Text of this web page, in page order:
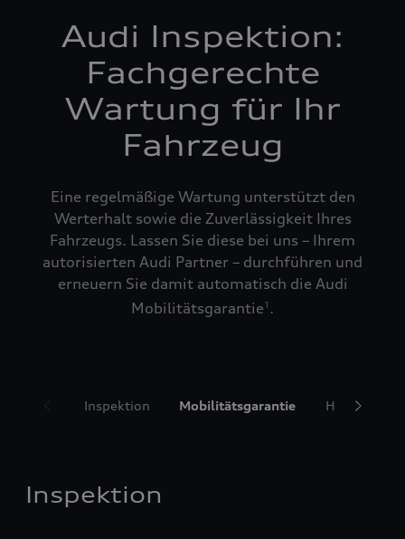
Audi Inspektion:
Fachgerechte
Wartung für Ihr
Fahrzeug
Eine regelmäßige Wartung unterstützt den
Werterhalt sowie die Zuverlässigkeit Ihres
Fahrzeugs. Lassen Sie diese bei uns – Ihrem
autorisierten Audi Partner – durchführen und
erneuern Sie damit automatisch die Audi
Mobilitätsgarantie1 .
Inspektion Mobilitätsgarantie Hol- und
Inspektion